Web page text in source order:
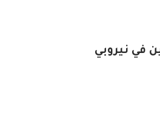
في نيروبي